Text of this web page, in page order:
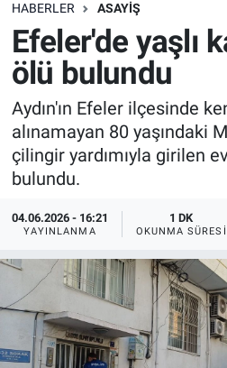
HABERLER ASAYİŞ
Efeler'de yaşlı
ölü bulundu
Aydın'ın Efeler ilçesinde
alınamayan 80 yaşındaki
çilingir yardımıyla girilen
bulundu.
04.06.2026 - 16:21
YAYINLANMA
1 DK
OKUNMA SÜRESI